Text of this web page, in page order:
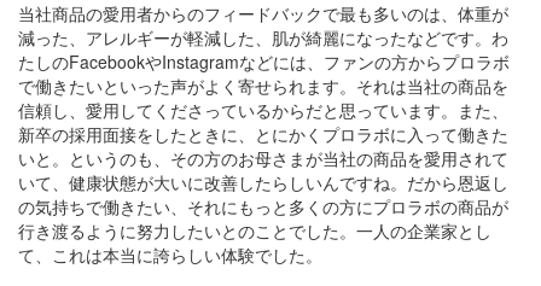
当社商品の愛用者からのフィードバックで最も多いのは、体重が
減った、アレルギーが軽減した、肌が綺麗になったなどです。わ
たしのFacebookやInstagramなどには、ファンの方からプロラボ
で働きたいといった声がよく寄せられます。それは当社の商品を
信頼し、愛用してくださっているからだと思っています。また、
新卒の採用面接をしたときに、とにかくプロラボに入って働きた
いと。というのも、その方のお母さまが当社の商品を愛用されて
いて、健康状態が大いに改善したらしいんですね。だから恩返し
の気持ちで働きたい、それにもっと多くの方にプロラボの商品が
行き渡るように努力したいとのことでした。一人の企業家とし
て、これは本当に誇らしい体験でした。